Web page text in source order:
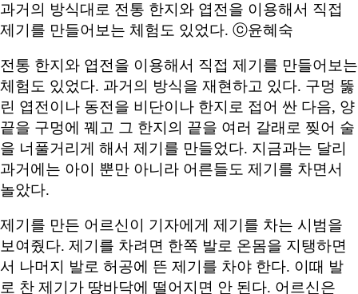
과거의 방식대로 전통 한지와 엽전을 이용해서 직접
제기를 만들어보는 체험도 있었다. ⓒ윤혜숙
전통 한지와 엽전을 이용해서 직접 제기를 만들어보는
체험도 있었다. 과거의 방식을 재현하고 있다. 구멍 뚫
린 엽전이나 동전을 비단이나 한지로 접어 싼 다음, 양
끝을 구멍에 꿰고 그 한지의 끝을 여러 갈래로 찢어 술
을 너풀거리게 해서 제기를 만들었다. 지금과는 달리
과거에는 아이 뿐만 아니라 어른들도 제기를 차면서
놀았다.
제기를 만든 어르신이 기자에게 제기를 차는 시범을
보여줬다. 제기를 차려면 한쪽 발로 온몸을 지탱하면
서 나머지 발로 허공에 뜬 제기를 차야 한다. 이때 발
로 찬 제기가 땅바닥에 떨어지면 안 된다. 어르신은